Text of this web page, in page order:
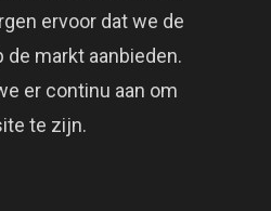
ervoor dat we de
de markt aanbieden.
er continu aan om
te zijn.